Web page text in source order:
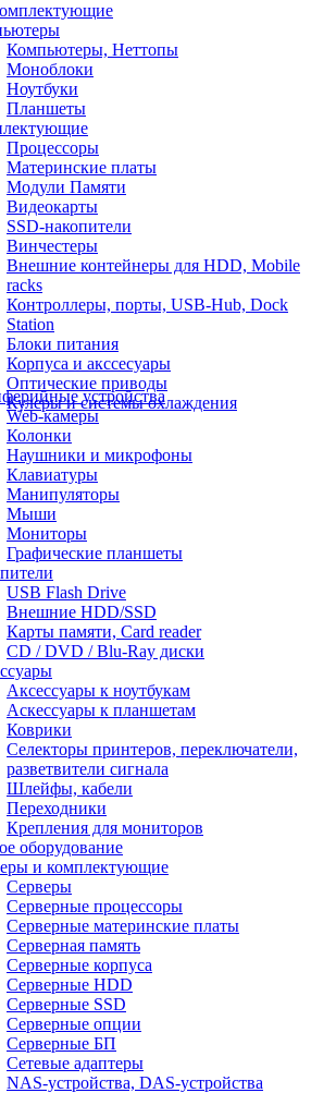
Компьютеры, Неттопы
Моноблоки
Ноутбуки
Планшеты
Процессоры
Материнские платы
Модули Памяти
Видеокарты
SSD-накопители
Винчестеры
Внешние контейнеры для HDD, Mobile
racks
Контроллеры, порты, USB-Hub, Dock
Station
Блоки питания
Корпуса и акссесуары
Оптические приводы
Кулеры и системы охлаждения
устройства
Web-камеры
Колонки
Наушники и микрофоны
Клавиатуры
Манипуляторы
Мыши
Мониторы
Графические планшеты
USB Flash Drive
Внешние HDD/SSD
Карты памяти, Card reader
CD / DVD / Blu-Ray диски
Аксессуары к ноутбукам
Аскессуары к планшетам
Коврики
Селекторы принтеров, переключатели,
разветвители сигнала
Шлейфы, кабели
Переходники
Крепления для мониторов
оборудование
и комплектующие
Серверы
Серверные процессоры
Серверные материнские платы
Серверная память
Серверные корпуса
Серверные HDD
Серверные SSD
Серверные опции
Серверные БП
Сетевые адаптеры
NAS-устройства, DAS-устройства